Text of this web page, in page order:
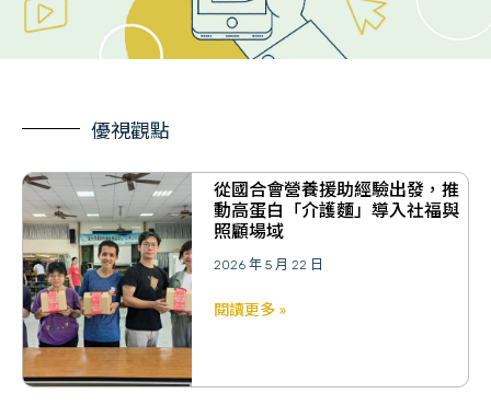
優視觀點
從國合會營養援助經驗出發，推
動高蛋白「介護麵」導入社福與
照顧場域
2026 年 5 月 22 日
閱讀更多 »